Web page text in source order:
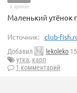
в архиве
Маленький утёнок
Источник: club-
Добавил lekoleko
утка, карп
1 комментарий